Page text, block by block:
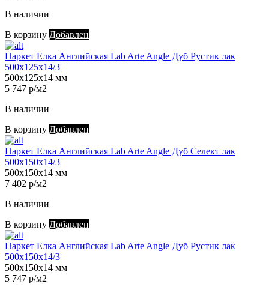
В наличии
В корзину Добавлен
Паркет Елка Английская Lab Arte Angle Дуб Рустик лак
500х125х14/3
500х125х14 мм
5 747 р/м2
В наличии
В корзину Добавлен
Паркет Елка Английская Lab Arte Angle Дуб Селект лак
500х150х14/3
500х150х14 мм
7 402 р/м2
В наличии
В корзину Добавлен
Паркет Елка Английская Lab Arte Angle Дуб Рустик лак
500х150х14/3
500х150х14 мм
5 747 р/м2